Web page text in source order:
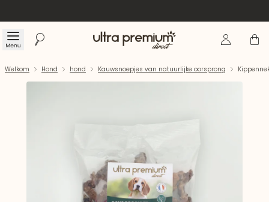
Menu Zoeken Welkom Inloggen
Welkom Hond hond Kauwsnoepjes van natuurlijke oorsprong